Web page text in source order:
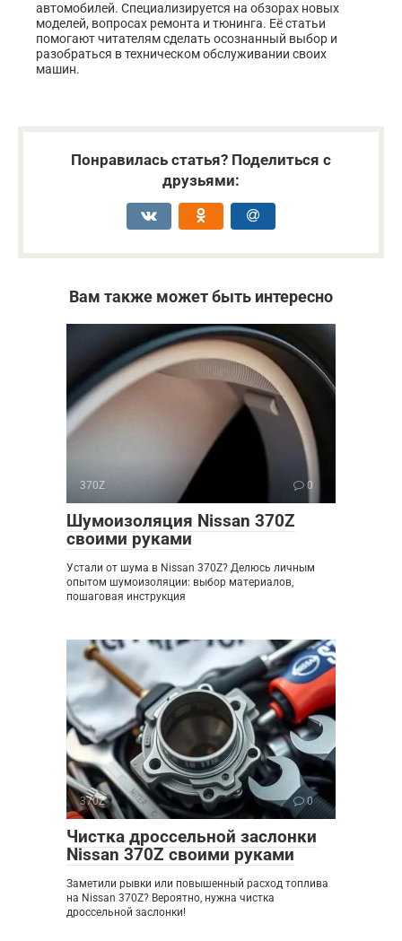
автомобилей. Специализируется на обзорах новых
моделей, вопросах ремонта и тюнинга. Её статьи
помогают читателям сделать осознанный выбор и
разобраться в техническом обслуживании своих
машин.
Понравилась статья? Поделиться с
друзьями:
Вам также может быть интересно
370Z 0
Шумоизоляция Nissan 370Z
своими руками
Устали от шума в Nissan 370Z? Делюсь личным
опытом шумоизоляции: выбор материалов,
пошаговая инструкция
370Z 0
Чистка дроссельной заслонки
Nissan 370Z своими руками
Заметили рывки или повышенный расход топлива
на Nissan 370Z? Вероятно, нужна чистка
дроссельной заслонки!